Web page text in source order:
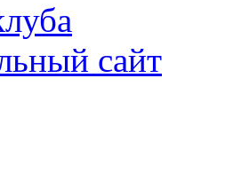
сайт